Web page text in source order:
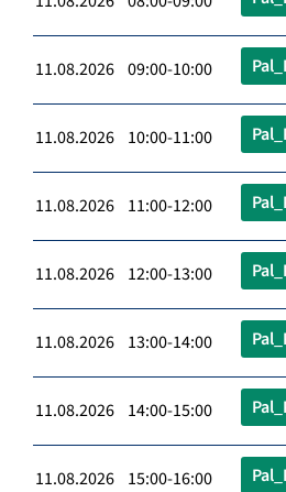
11.08.2026 09:00-10:00
11.08.2026 10:00-11:00
11.08.2026 11:00-12:00
11.08.2026 12:00-13:00
11.08.2026 13:00-14:00
11.08.2026 14:00-15:00
11.08.2026 15:00-16:00